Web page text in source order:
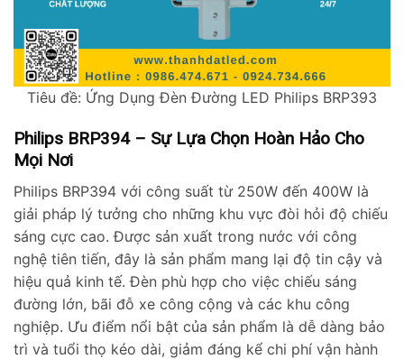
Tiêu đề: Ứng Dụng Đèn Đường LED Philips BRP393
Philips BRP394 – Sự Lựa Chọn Hoàn Hảo Cho
Mọi Nơi
Philips BRP394 với công suất từ 250W đến 400W là
giải pháp lý tưởng cho những khu vực đòi hỏi độ chiếu
sáng cực cao. Được sản xuất trong nước với công
nghệ tiên tiến, đây là sản phẩm mang lại độ tin cậy và
hiệu quả kinh tế. Đèn phù hợp cho việc chiếu sáng
đường lớn, bãi đỗ xe công cộng và các khu công
nghiệp. Ưu điểm nổi bật của sản phẩm là dễ dàng bảo
trì và tuổi thọ kéo dài, giảm đáng kể chi phí vận hành